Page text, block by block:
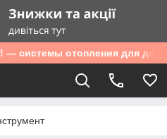
— системы отопления для дома